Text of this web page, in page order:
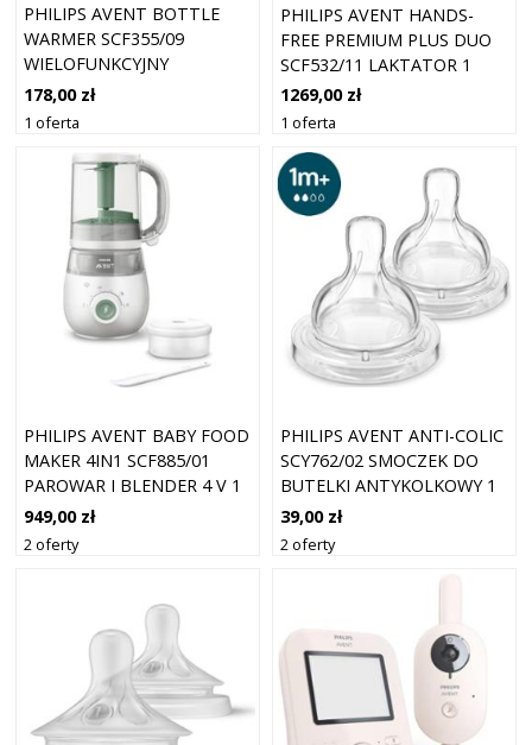
PHILIPS AVENT BOTTLE
WARMER SCF355/09
WIELOFUNKCYJNY
PODGRZEWACZ DO
BUTELEK DLA NIEMOWLĄT
178,00 zł
1 oferta
PHILIPS AVENT HANDS-
FREE PREMIUM PLUS DUO
SCF532/11 LAKTATOR 1
SZT.
1269,00 zł
1 oferta
PHILIPS AVENT BABY FOOD
MAKER 4IN1 SCF885/01
PAROWAR I BLENDER 4 V 1
1 SZT.
949,00 zł
2 oferty
PHILIPS AVENT ANTI-COLIC
SCY762/02 SMOCZEK DO
BUTELKI ANTYKOLKOWY 1
M+ SLOW FLOW 2 SZT.
39,00 zł
2 oferty